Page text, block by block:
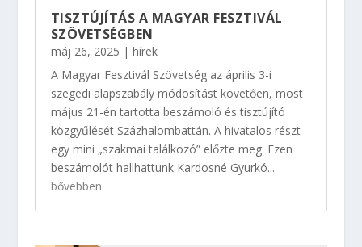
TISZTÚJÍTÁS A MAGYAR FESZTIVÁL
SZÖVETSÉGBEN
máj 26, 2025 | hírek
A Magyar Fesztivál Szövetség az április 3-i
szegedi alapszabály módosítást követően, most
május 21-én tartotta beszámoló és tisztújító
közgyűlését Százhalombattán. A hivatalos részt
egy mini „szakmai találkozó” előzte meg. Ezen
beszámolót hallhattunk Kardosné Gyurkó...
bővebben